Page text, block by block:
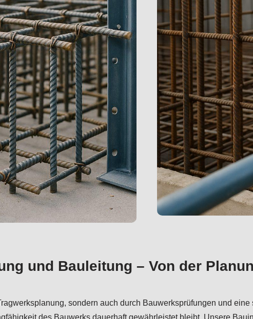
und Bauleitung – Von der
sondern auch durch Bauwerksprüfungen und
des Bauwerks dauerhaft gewährleistet bleibt. Unsere